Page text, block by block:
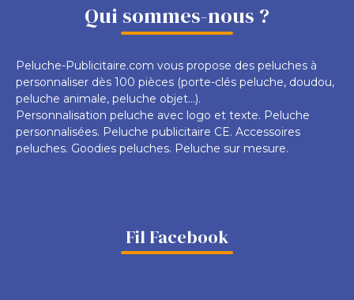
Qui sommes-nous ?
Peluche-Publicitaire.com vous propose des peluches à
personnaliser dès 100 pièces (porte-clés peluche, doudou,
peluche animale, peluche objet...).
Personnalisation peluche avec logo et texte. Peluche
personnalisées. Peluche publicitaire CE. Accessoires
peluches. Goodies peluches. Peluche sur mesure.
Fil Facebook